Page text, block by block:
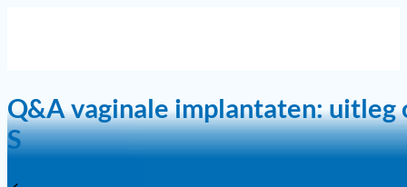
Q&A vaginale implantaten: uitleg
S